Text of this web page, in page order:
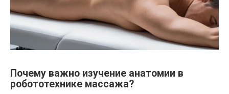
Почему важно изучение анатомии в
робототехнике массажа?